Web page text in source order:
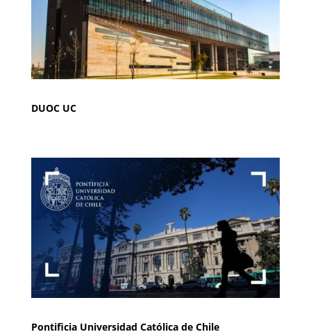
DUOC UC
Pontificia Universidad Católica de Chile